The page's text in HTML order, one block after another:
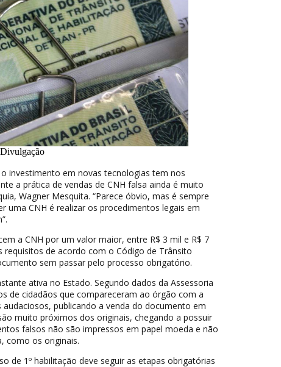
Divulgação
investimento em novas tecnologias tem nos
a prática de vendas de CNH falsa ainda é muito
Wagner Mesquita. “Parece óbvio, mas é sempre
uma CNH é realizar os procedimentos legais em
a CNH por um valor maior, entre R$ 3 mil e R$ 7
de acordo com o Código de Trânsito
sem passar pelo processo obrigatório.
ativa no Estado. Segundo dados da Assessoria
de cidadãos que compareceram ao órgão com a
publicando a venda do documento em
muito próximos dos originais, chegando a possuir
falsos não são impressos em papel moeda e não
como os originais.
de 1º habilitação deve seguir as etapas obrigatórias